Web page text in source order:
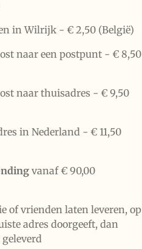
in Wilrijk - € 2,50 (België)
naar een postpunt - € 8,50
naar thuisadres - € 9,50
in Nederland - € 11,50
vanaf € 90,00
of vrienden laten leveren, op
adres doorgeeft, dan